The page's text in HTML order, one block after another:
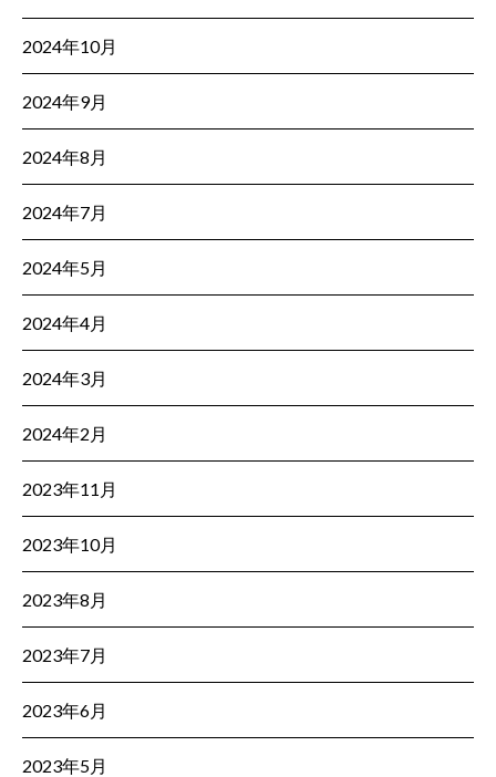
2024年10月
2024年9月
2024年8月
2024年7月
2024年5月
2024年4月
2024年3月
2024年2月
2023年11月
2023年10月
2023年8月
2023年7月
2023年6月
2023年5月